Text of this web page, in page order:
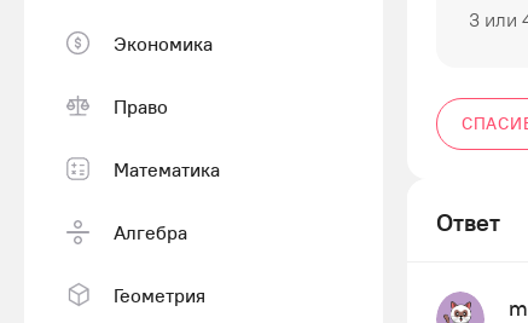
Экономика
Право
Математика
Алгебра
Геометрия
3 или
Ответ